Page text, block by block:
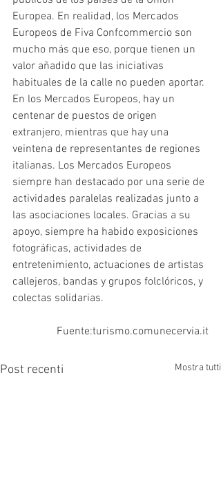
Europea. En realidad, los Mercados
Europeos de Fiva Confcommercio son
mucho más que eso, porque tienen un
valor añadido que las iniciativas
habituales de la calle no pueden aportar.
En los Mercados Europeos, hay un
centenar de puestos de origen
extranjero, mientras que hay una
veintena de representantes de regiones
italianas. Los Mercados Europeos
siempre han destacado por una serie de
actividades paralelas realizadas junto a
las asociaciones locales. Gracias a su
apoyo, siempre ha habido exposiciones
fotográficas, actividades de
entretenimiento, actuaciones de artistas
callejeros, bandas y grupos folclóricos, y
colectas solidarias.
Fuente:turismo.comunecervia.it
Post recenti Mostra tutti